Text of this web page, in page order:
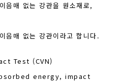
음매 없는 강관을 원소재로,
음매 없는 강관이라고 합니다.
Test (CVN)
energy, impact